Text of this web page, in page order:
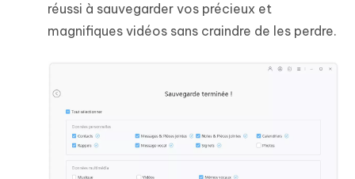
réussi à sauvegarder vos précieux et
magnifiques vidéos sans craindre de les perdre.